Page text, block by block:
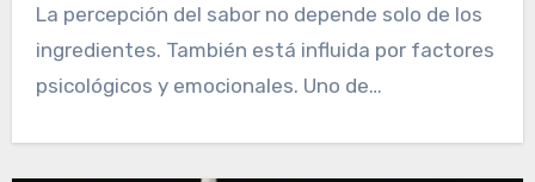
La percepción del sabor no depende solo de los
ingredientes. También está influida por factores
psicológicos y emocionales. Uno de…